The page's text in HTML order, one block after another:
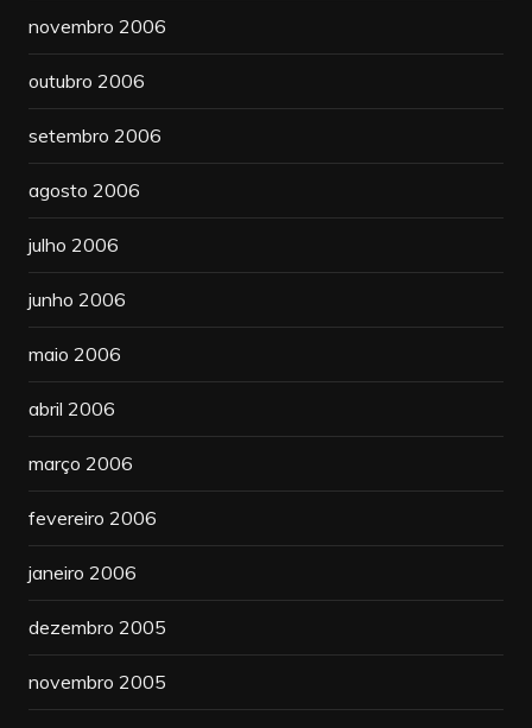
novembro 2006
outubro 2006
setembro 2006
agosto 2006
julho 2006
junho 2006
maio 2006
abril 2006
março 2006
fevereiro 2006
janeiro 2006
dezembro 2005
novembro 2005